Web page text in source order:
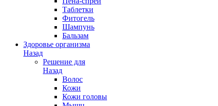
Таблетки
Фитогель
Шампунь
Бальзам
Здоровье организма
Назад
Решение для
Назад
Волос
Кожи
Кожи головы